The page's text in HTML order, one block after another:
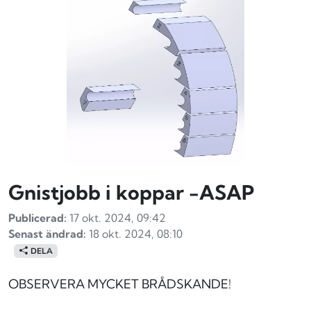
Gnistjobb i koppar -ASAP
Publicerad: 17 okt. 2024, 09:42
Senast ändrad: 18 okt. 2024, 08:10
DELA
OBSERVERA MYCKET BRÅDSKANDE!